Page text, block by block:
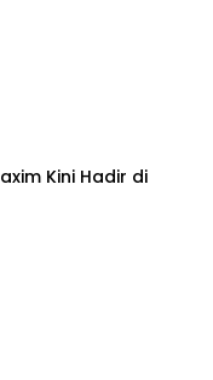
Kini Hadir di